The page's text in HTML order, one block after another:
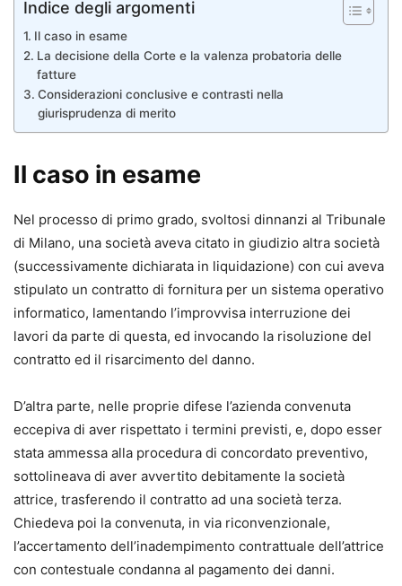
Indice degli argomenti
Il caso in esame
La decisione della Corte e la valenza probatoria delle
fatture
Considerazioni conclusive e contrasti nella
giurisprudenza di merito
Il caso in esame
Nel processo di primo grado, svoltosi dinnanzi al Tribunale
di Milano, una società aveva citato in giudizio altra società
(successivamente dichiarata in liquidazione) con cui aveva
stipulato un contratto di fornitura per un sistema operativo
informatico, lamentando l’improvvisa interruzione dei
lavori da parte di questa, ed invocando la risoluzione del
contratto ed il risarcimento del danno.
D’altra parte, nelle proprie difese l’azienda convenuta
eccepiva di aver rispettato i termini previsti, e, dopo esser
stata ammessa alla procedura di concordato preventivo,
sottolineava di aver avvertito debitamente la società
attrice, trasferendo il contratto ad una società terza.
Chiedeva poi la convenuta, in via riconvenzionale,
l’accertamento dell’inadempimento contrattuale dell’attrice
con contestuale condanna al pagamento dei danni.